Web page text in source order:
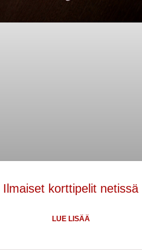
Ilmaiset korttipelit netissä
LUE LISÄÄ